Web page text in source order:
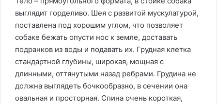
выглядит горделиво. Шея с развитой мускулатурой,
поставлена под хорошим углом, что позволяет
собаке бежать опусти нос к земле, доставать
подранков из воды и подавать их. Грудная клетка
стандартной глубины, широкая, мощная с
длинными, оттянутыми назад ребрами. Грудина не
должна выглядеть бочкообразно, в сечении она
овальная и просторная. Спина очень короткая,